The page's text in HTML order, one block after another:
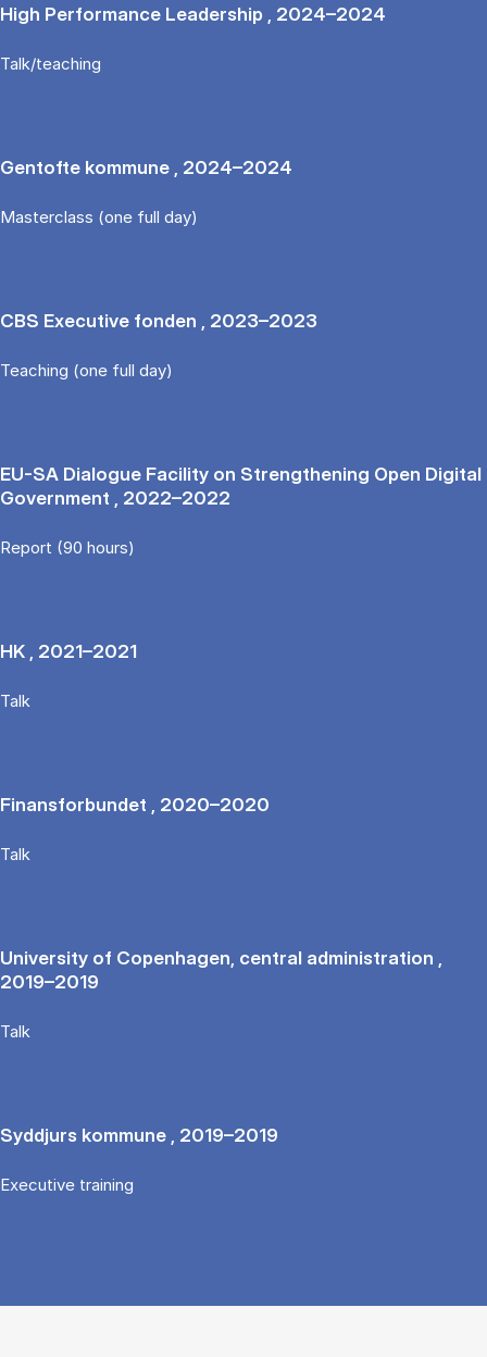
High Performance Leadership , 2024–2024
Talk/teaching
Gentofte kommune , 2024–2024
Masterclass (one full day)
CBS Executive fonden , 2023–2023
Teaching (one full day)
EU-SA Dialogue Facility on Strengthening Open Digital
Government , 2022–2022
Report (90 hours)
HK , 2021–2021
Talk
Finansforbundet , 2020–2020
Talk
University of Copenhagen, central administration ,
2019–2019
Talk
Syddjurs kommune , 2019–2019
Executive training